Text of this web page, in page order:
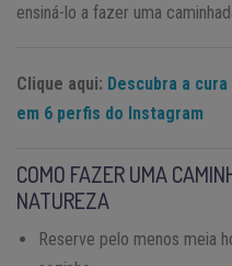
ensiná-lo a fazer uma
Clique aqui: Descubra a
em 6 perfis do Instagram
COMO FAZER UMA
NATUREZA
Reserve pelo menos meia